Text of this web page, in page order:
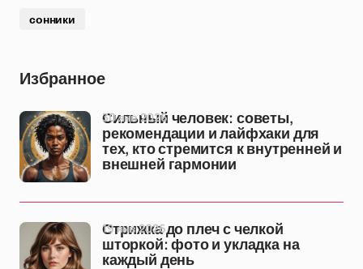
сонники
Избранное
Сильный человек: советы,
рекомендации и лайфхаки для
тех, кто стремится к внутренней и
внешней гармонии
30 янв 2026
Стрижка до плеч с челкой
шторкой: фото и укладка на
каждый день
19 янв 2026